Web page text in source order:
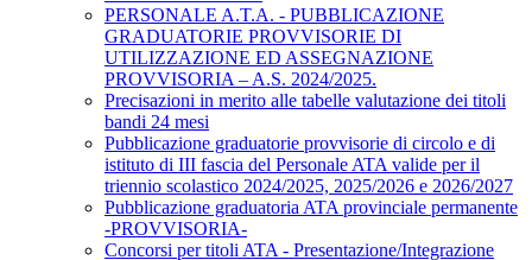
PERSONALE A.T.A. - PUBBLICAZIONE
GRADUATORIE PROVVISORIE DI
UTILIZZAZIONE ED ASSEGNAZIONE
PROVVISORIA – A.S. 2024/2025.
Precisazioni in merito alle tabelle valutazione dei titoli
bandi 24 mesi
Pubblicazione graduatorie provvisorie di circolo e di
istituto di III fascia del Personale ATA valide per il
triennio scolastico 2024/2025, 2025/2026 e 2026/2027
Pubblicazione graduatoria ATA provinciale permanente
-PROVVISORIA-
Concorsi per titoli ATA - Presentazione/Integrazione